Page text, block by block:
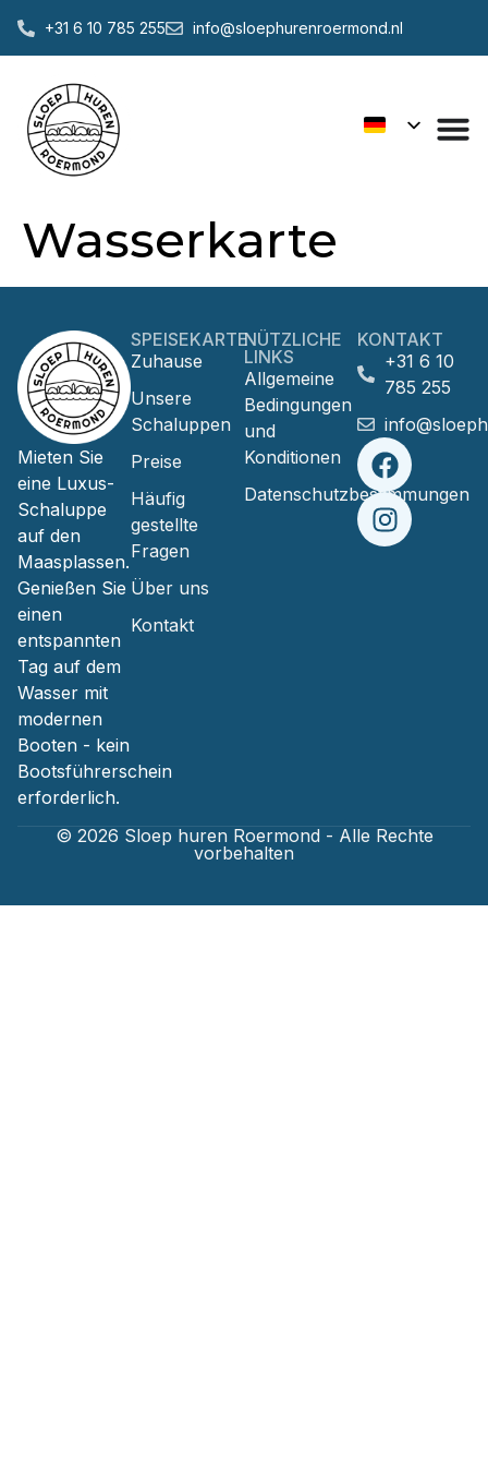
+31 6 10 785 255 info@sloephurenroermond.nl
Wasserkarte
Mieten Sie
eine Luxus-
Schaluppe
auf den
Maasplassen.
Genießen Sie
einen
entspannten
Tag auf dem
Wasser mit
modernen
Booten - kein
Bootsführerschein
erforderlich.
SPEISEKARTE
Zuhause
Unsere
Schaluppen
Preise
Häufig
gestellte
Fragen
Über uns
Kontakt
NÜTZLICHE
LINKS
Allgemeine
Bedingungen
und
Konditionen
Datenschutzbestimmungen
KONTAKT
+31 6 10
785 255
© 2026 Sloep huren Roermond - Alle Rechte
vorbehalten